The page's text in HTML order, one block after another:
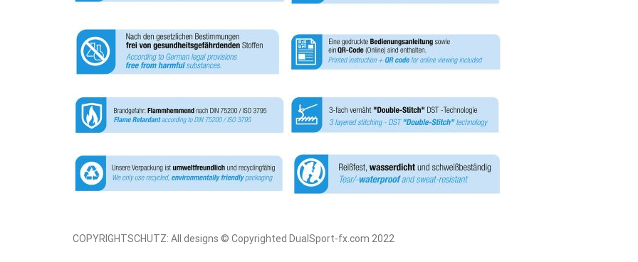
COPYRIGHTSCHUTZ: All designs © Copyrighted DualSport-fx.com 2022